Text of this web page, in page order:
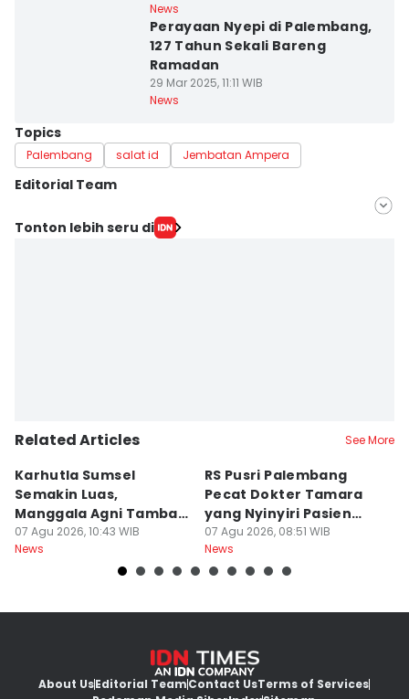
News
Perayaan Nyepi di Palembang,
127 Tahun Sekali Bareng
Ramadan
29 Mar 2025, 11:11 WIB
News
Topics
Palembang salat id Jembatan Ampera
Editorial Team
Editor
Tonton lebih seru di
Related Articles See More
Karhutla Sumsel
Semakin Luas,
Manggala Agni Tambah
Regu Pemadam
07 Agu 2026, 10:43 WIB
News
RS Pusri Palembang
Pecat Dokter Tamara
yang Nyinyiri Pasien
Yurizal
07 Agu 2026, 08:51 WIB
News
About UsEditorial TeamContact UsTerms of Services